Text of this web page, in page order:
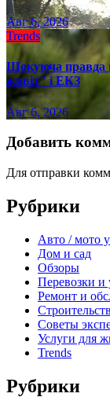
Авг 6, 2026
Trends
Шокуюча правда
живіт" і ЕКЗ
Авг 6, 2026
Добавить
Для отправки
Рубрики
Авто / мото
Дом и сад
Обзоры
Перевозки и
Ремонт и
Советы
Услуги для
Trends
Рубрики